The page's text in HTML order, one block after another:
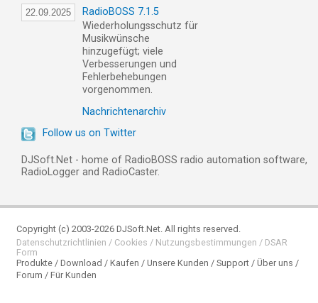
22.09.2025
RadioBOSS 7.1.5
Wiederholungsschutz für
Musikwünsche
hinzugefügt; viele
Verbesserungen und
Fehlerbehebungen
vorgenommen.
Nachrichtenarchiv
Follow us on Twitter
DJSoft.Net - home of RadioBOSS radio automation software,
RadioLogger and RadioCaster.
Copyright (c) 2003-2026 DJSoft.Net. All rights reserved.
Datenschutzrichtlinien / Cookies / Nutzungsbestimmungen / DSAR
Form
Produkte
Download Kaufen Unsere Kunden Support
Über uns
Forum
Für Kunden